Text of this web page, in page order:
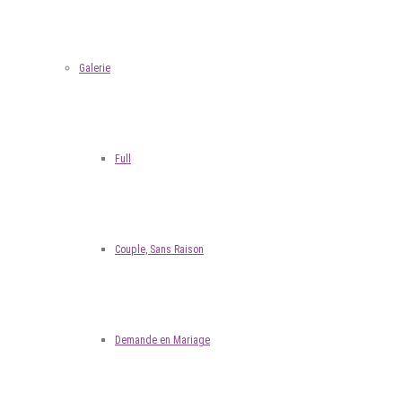
Galerie
Full
Couple, Sans Raison
Demande en Mariage